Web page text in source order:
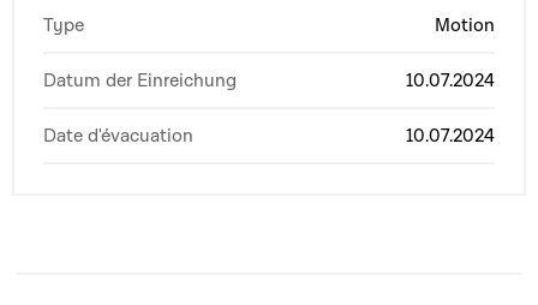
Type Motion
Datum der Einreichung 10.07.2024
Date d'évacuation 10.07.2024